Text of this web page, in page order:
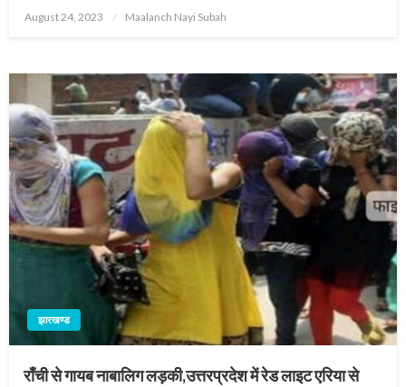
Posted
August 24, 2023 Maalanch Nayi Subah
झारखण्ड
राँची से गायब नाबालिग लड़की,उत्तरप्रदेश में रेड लाइट एरिया से